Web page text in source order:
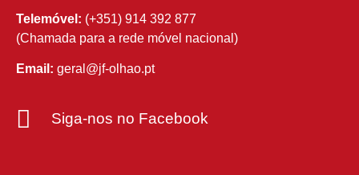
Telemóvel: (+351) 914 392 877
(Chamada para a rede móvel nacional)
Email: geral@jf-olhao.pt
Siga-nos no Facebook